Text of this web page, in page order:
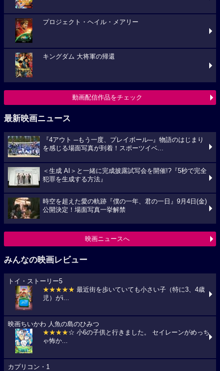
プロジェクト・ヘイル・メアリー
キングダム 大将軍の帰還
動画配信作品をチェック
最新映画ニュース
『4アウト ─もう一度、プレイボール─』物語のはじまり
を感じる場面写真が到着！スポーツイベ...
＜生成 AI＞と一緒に完成披露試写会を開催!?『5秒で完全
犯罪を生成する方法』
時空を超えた愛の軌跡『僕の一年、君の一日』9月4日(金)
公開決定！場面写真一挙解禁
映画ニュースへ
みんなの映画レビュー
トイ・ストーリー5
★★★★★ 最近街を歩いていても小さい子（特に3、4歳
児）がi...
映画ちいかわ 人魚の島のひみつ
★★★★☆ 小6の子供と行きました。 セイレーンがめっち
ゃ怖か...
カプリコン・1